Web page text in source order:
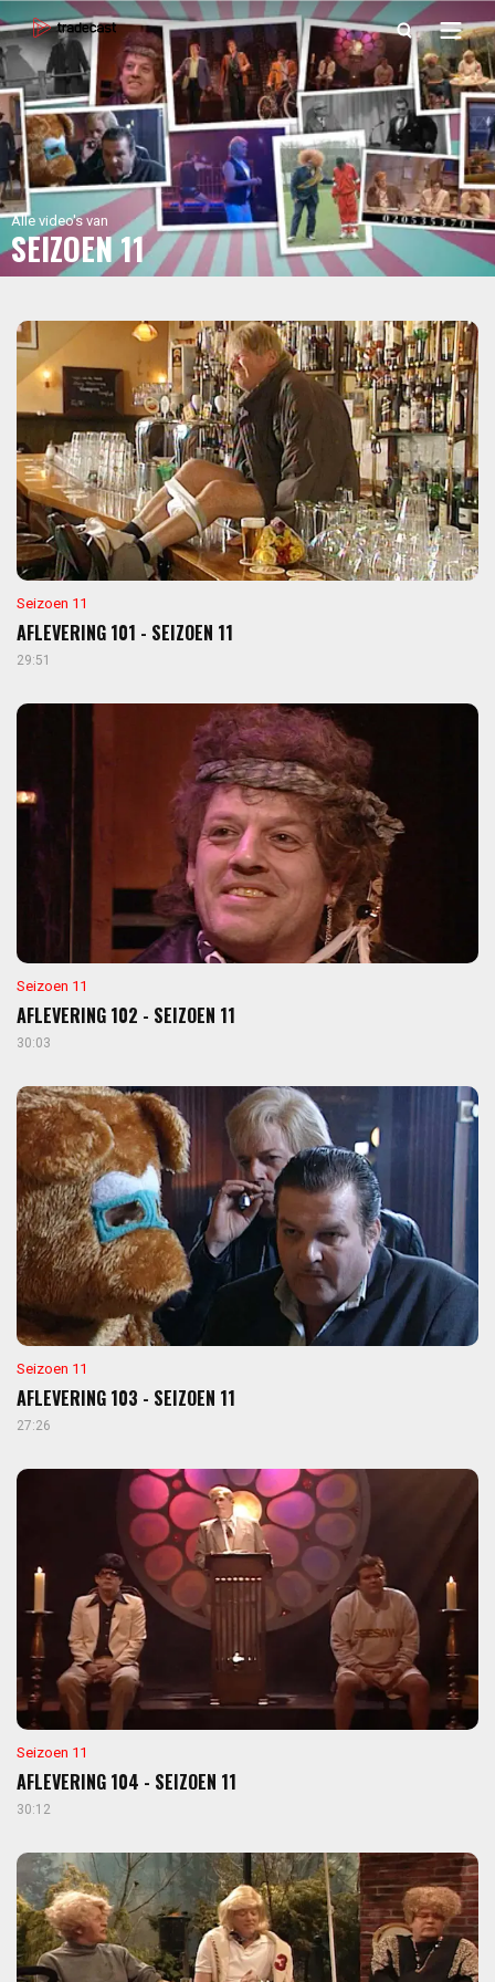
Alle video's van
SEIZOEN 11
Seizoen 11
AFLEVERING 101 - SEIZOEN 11
29:51
Seizoen 11
AFLEVERING 102 - SEIZOEN 11
30:03
Seizoen 11
AFLEVERING 103 - SEIZOEN 11
27:26
Seizoen 11
AFLEVERING 104 - SEIZOEN 11
30:12